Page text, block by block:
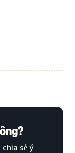
sẻ ý